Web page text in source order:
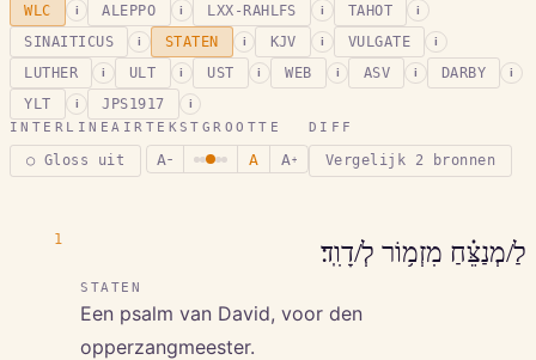
WLC i ALEPPO i LXX-RAHLFS i TAHOT i
SINAITICUS i STATEN i KJV i VULGATE i
LUTHER i ULT i UST i WEB i ASV i DARBY i
YLT i JPS1917 i
INTERLINEAIR
○ Gloss uit
TEKSTGROOTTE
A − A A +
DIFF
Vergelijk 2 bronnen
1 לַ/מְנַצֵּ֗חַ מִזְמ֥וֹר לְ/דָוִֽד׃
STATEN
Een psalm van David, voor den
opperzangmeester.